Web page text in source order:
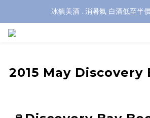
冰鎮美酒 . 消暑氣 白酒低至半
2015 May Discovery